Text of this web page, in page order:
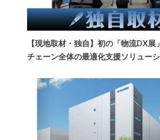
【現地取材・独自】初の「物流DX展
チェーン全体の最適化支援ソリュー